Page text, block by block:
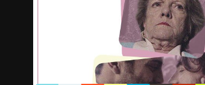
推薦影片 劇情介紹